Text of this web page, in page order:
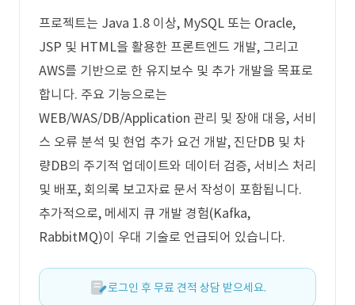
프로젝트는 Java 1.8 이상, MySQL 또는 Oracle,
JSP 및 HTML을 활용한 프론트엔드 개발, 그리고
AWS를 기반으로 한 유지보수 및 추가 개발을 목표로
합니다. 주요 기능으로는
WEB/WAS/DB/Application 관리 및 장애 대응, 서비
스 오류 분석 및 현업 추가 요건 개발, 진단DB 및 차
량DB의 주기적 업데이트와 데이터 검증, 서비스 처리
및 배포, 회의록 보고자료 문서 작성이 포함됩니다.
추가적으로, 메세지 큐 개발 경험(Kafka,
RabbitMQ)이 우대 기술로 언급되어 있습니다.
로그인 후 무료 견적 상담 받으세요.